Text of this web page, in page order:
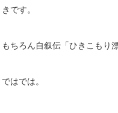
きです。
もちろん自叙伝「ひきこもり
ではでは。